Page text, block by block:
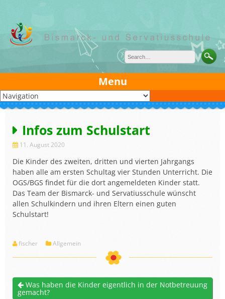
content
Menu
Infos zum Schulstart
11. August 2020
Die Kinder des zweiten, dritten und vierten Jahrgangs
haben alle am ersten Schultag vier Stunden Unterricht. Die
OGS/BGS findet für die dort angemeldeten Kinder statt.
Das Team der Bismarck- und Servatiusschule wünscht
allen Schulkindern und ihren Eltern einen guten
Schulstart!
fischer Allgemein
Was haben die Kinder eigentlich in der Notbetreuung
gemacht?